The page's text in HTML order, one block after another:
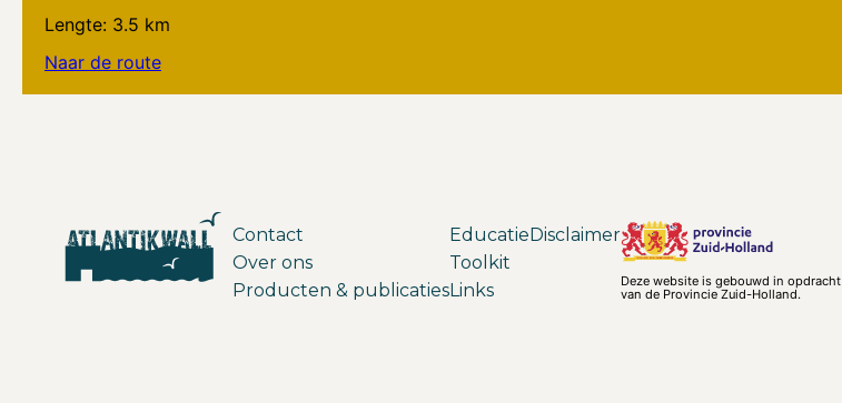
Lengte: 3.5 km
Naar de route
Contact
Over ons
Producten & publicaties
Educatie
Toolkit
Links
Disclaimer
Deze website is gebouwd in opdracht
van de Provincie Zuid-Holland.